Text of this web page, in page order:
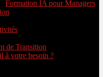
Formation IA pour Managers
de Transition
à votre besoin ?